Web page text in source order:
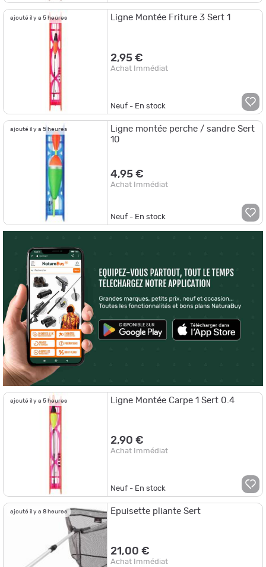
ajouté il y a 5 heures Ligne Montée Friture 3 Sert 1
2,95 €
Achat Immédiat
Neuf - En stock
ajouté il y a 5 heures
Ligne montée perche / sandre Sert
10
4,95 €
Achat Immédiat
Neuf - En stock
ajouté il y a 5 heures Ligne Montée Carpe 1 Sert 0.4
2,90 €
Achat Immédiat
Neuf - En stock
ajouté il y a 8 heures Epuisette pliante Sert
21,00 €
Achat Immédiat